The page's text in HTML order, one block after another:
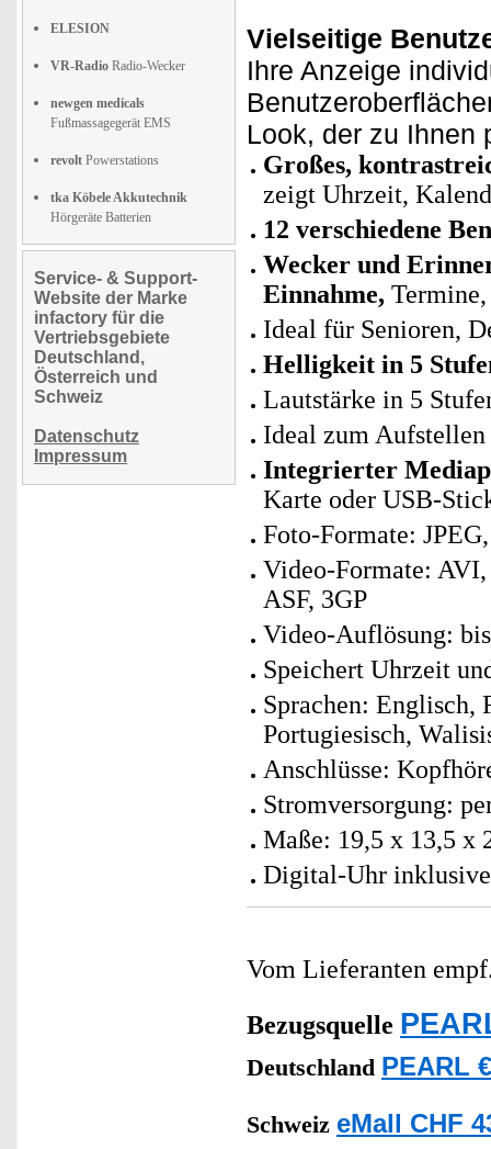
ELESION
VR-Radio Radio-Wecker
newgen medicals
Fußmassagegerät EMS
revolt Powerstations
tka Köbele Akkutechnik
Hörgeräte Batterien
Service- & Support-
Website der Marke
infactory für die
Vertriebsgebiete
Deutschland,
Österreich und
Schweiz
Datenschutz
Impressum
Vielseitige
Ihre Anzeige
Look, der zu Ihnen
Großes,
zeigt Uhrzeit,
12 verschiedene
Wecker und
Einnahme,
Ideal für Senioren,
Helligkeit in 5
Lautstärke in 5
Ideal zum
Integrierter
Karte oder USB-
Foto-Formate:
Video-Formate:
ASF, 3GP
Video-Auflösung:
Speichert Uhrzeit
Sprachen: Englisch,
Portugiesisch,
Anschlüsse:
Stromversorgung:
Maße: 19,5 x 13,5 x
Digital-Uhr inklusive
Vom Lieferanten
Bezugsquelle
Deutschland PEARL
Schweiz eMall CHF